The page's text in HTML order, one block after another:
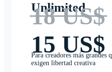
Unlimited
18 US$
15 US$
Para creadores más grandes
exigen libertad creativa